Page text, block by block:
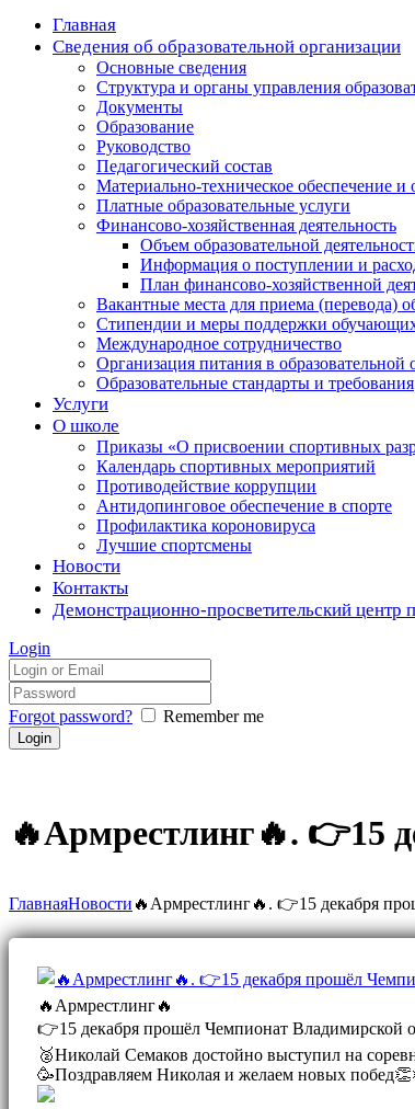
Главная
Сведения об образовательной организации
Основные сведения
Структура и органы управления
Документы
Образование
Руководство
Педагогический состав
Материально-техническое обеспечение и
Платные образовательные услуги
Финансово-хозяйственная деятельность
Объем образовательной
Информация о поступлении и
План финансово-хозяйственной
Вакантные места для приема (перевода)
Стипендии и меры поддержки
Международное сотрудничество
Организация питания в образовательной
Образовательные стандарты и требования
Услуги
О школе
Приказы «О присвоении спортивных
Календарь спортивных мероприятий
Противодействие коррупции
Антидопинговое обеспечение в спорте
Профилактика короновируса
Лучшие спортсмены
Новости
Контакты
Демонстрационно-просветительский центр
Login
Forgot password? Remember me
🔥Армрестлинг🔥. 👉15
ГлавнаяНовости 🔥Армрестлинг🔥. 👉15 декабря
🔥Армрестлинг🔥
👉15 декабря прошёл Чемпионат Владимирской
🥈Николай Семаков достойно выступил на
🥳Поздравляем Николая и желаем новых